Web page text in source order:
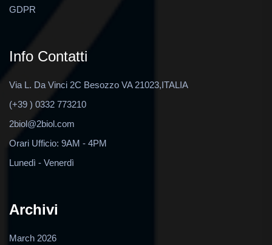
GDPR
Info Contatti
Via L. Da Vinci 2C Besozzo VA 21023,ITALIA
(+39 ) 0332 773210
2biol@2biol.com
Orari Ufficio: 9AM - 4PM
Lunedì - Venerdì
Archivi
March 2026